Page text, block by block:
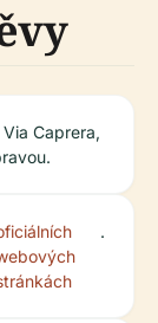
Caprera,
.